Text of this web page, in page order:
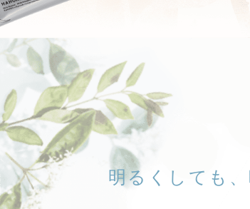
明るくしても、